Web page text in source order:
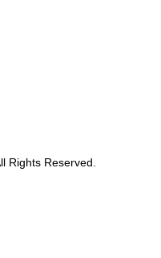
Rights Reserved.